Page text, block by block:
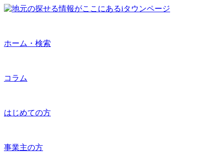
ホーム・検索
コラム
はじめての方
事業主の方